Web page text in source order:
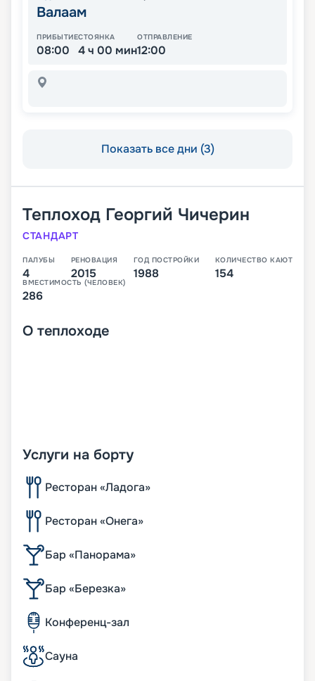
Валаам
ПРИБЫТИЕ
08:00
СТОЯНКА
4 ч 00 мин
ОТПРАВЛЕНИЕ
12:00
Показать все дни (3)
Теплоход Георгий Чичерин
СТАНДАРТ
ПАЛУБЫ
4
РЕНОВАЦИЯ
2015
ГОД ПОСТРОЙКИ
1988
КОЛИЧЕСТВО КАЮТ
154
ВМЕСТИМОСТЬ (ЧЕЛОВЕК)
286
О теплоходе
Услуги на борту
Ресторан «Ладога»
Ресторан «Онега»
Бар «Панорама»
Бар «Березка»
Конференц-зал
Сауна